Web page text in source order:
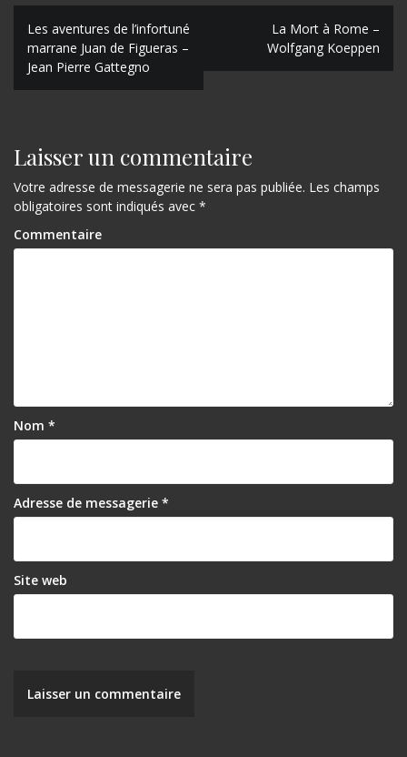
N
a
v
g
a
t
i
l
’
r
t
c
l
e
Les aventures de l’infortuné
marrane Juan de Figueras –
Jean Pierre Gattegno
La Mort à Rome –
Wolfgang Koeppen
Laisser un commentaire
Votre adresse de messagerie ne sera pas publiée. Les champs
obligatoires sont indiqués avec *
Commentaire
Nom *
Adresse de messagerie *
Site web